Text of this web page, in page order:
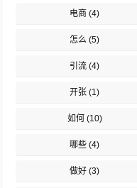
电商 (4)
怎么 (5)
引流 (4)
开张 (1)
如何 (10)
哪些 (4)
做好 (3)